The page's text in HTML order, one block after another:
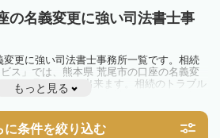
の名義変更に強い司法書士事
更に強い司法書士事務所一覧です。相続
ス」では、熊本県 荒尾市の口座の名義変
覧で見ることが出来ます。相続のトラブル
度近隣の司法書士に相談してみましょう。
もっと見る
に条件を絞り込む